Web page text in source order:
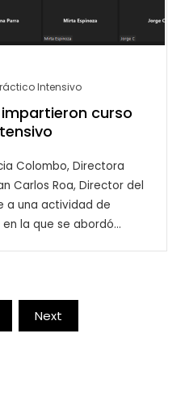
Intensivo
impartieron curso
Colombo, Directora
Carlos Roa, Director del
a una actividad de
la que se abordó…
Next